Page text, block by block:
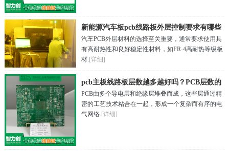
新能源汽车板pcb线路板外层控制要求有哪些
方面？
汽车PCB外层材料的选择至关重要，通常要求使用具
有高耐热性和良好稳定性材料，如FR-4高耐热等级板
材. [详细]
pcb主板线路板层数越多越好吗？PCB层数的
作用
PCB由多个导电层和绝缘层堆叠而成，这些层通过精
密的工艺技术粘合在一起，形成一个复杂而有序的电
气网络. [详细]